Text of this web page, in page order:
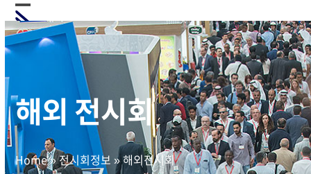
Skip
to
content
Open
mobile
Close
mobile
해외 전시회
Home»전시회정보 »해외전시회